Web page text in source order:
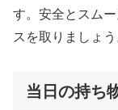
す。安全とスム
スを取りましょう
当日の持ち